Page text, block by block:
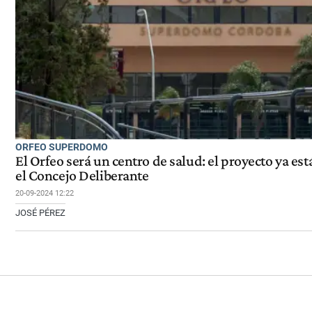
ORFEO SUPERDOMO
El Orfeo será un centro de salud: el proyecto ya
el Concejo Deliberante
20-09-2024 12:22
JOSÉ PÉREZ